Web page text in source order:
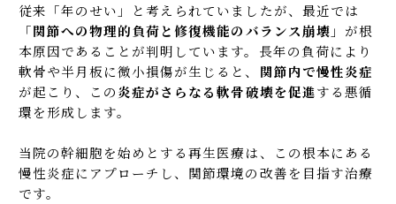
従来「年のせい」と考えられていましたが、最近では
「関節への物理的負荷と修復機能のバランス崩壊 」が根
本原因であることが判明しています。長年の負荷により
軟骨や半月板に微小損傷が生じると、 関節内で慢性炎症
が起こり、この炎症がさらなる軟骨破壊を促進する悪循
環を形成します。
当院の幹細胞を始めとする再生医療は、この根本にある
慢性炎症にアプローチし、関節環境の改善を目指す治療
です。